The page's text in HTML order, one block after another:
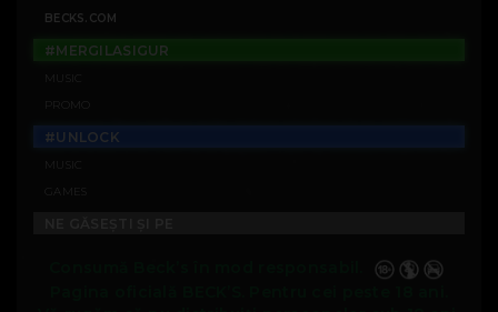
BECKS.COM
#MERGILASIGUR
#UNLOCK
GAMES